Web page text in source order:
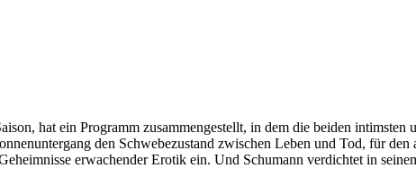
hat ein Programm zusammengestellt, in dem die beiden intimsten
den Schwebezustand zwischen Leben und Tod, für den
erwachender Erotik ein. Und Schumann verdichtet in